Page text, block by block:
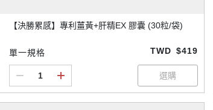
【決勝累感】專利薑黃+肝精EX 膠囊 (30粒/袋)
單一規格 TWD $419